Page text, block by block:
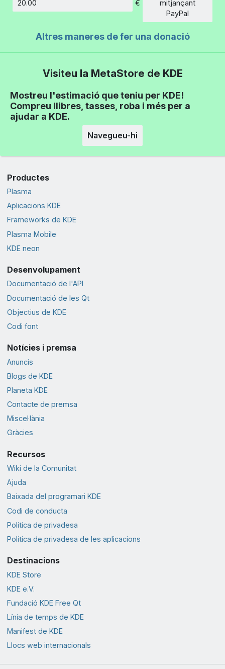
€
mitjançant
PayPal
Altres maneres de fer una donació
Visiteu la MetaStore de KDE
Mostreu l'estimació que teniu per KDE!
Compreu llibres, tasses, roba i més per a
ajudar a KDE.
Navegueu-hi
Productes
Plasma
Aplicacions KDE
Frameworks de KDE
Plasma Mobile
KDE neon
Desenvolupament
Documentació de l'API
Documentació de les Qt
Objectius de KDE
Codi font
Notícies i premsa
Anuncis
Blogs de KDE
Planeta KDE
Contacte de premsa
Miscel·lània
Gràcies
Recursos
Wiki de la Comunitat
Ajuda
Baixada del programari KDE
Codi de conducta
Política de privadesa
Política de privadesa de les aplicacions
Destinacions
KDE Store
KDE e.V.
Fundació KDE Free Qt
Línia de temps de KDE
Manifest de KDE
Llocs web internacionals